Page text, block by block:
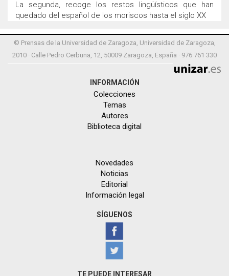
La segunda, recoge los restos lingüísticos que han
quedado del español de los moriscos hasta el siglo XX
© Prensas de la Universidad de Zaragoza, Universidad de Zaragoza,
2010 · Calle Pedro Cerbuna, 12, 50009 Zaragoza, España · 976 761 330
INFORMACIÓN
Colecciones
Temas
Autores
Biblioteca digital
Novedades
Noticias
Editorial
Información legal
SÍGUENOS
TE PUEDE INTERESAR